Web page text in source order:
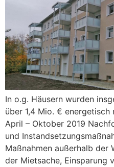
In o.g. Häusern wurden
über 1,4 Mio. €
April – Oktober 2019
und
Maßnahmen außerhalb der
der Mietsache, Einsparung